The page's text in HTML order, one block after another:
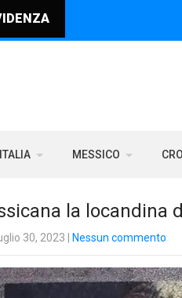
ITALIA MESSICO
la locandina
30, 2023 Nessun commento